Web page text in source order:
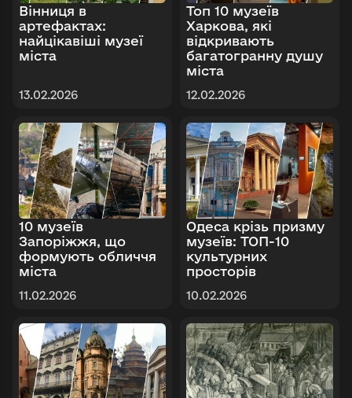
Пошук
Знайти
Увійти в emuseum.ua
Продовжити з Google
Продовжити з Facebook
Продовжити з email
Вінниця в
артефактах:
найцікавіші музеї
міста
13.02.2026
Топ 10 музеїв
Харкова, які
відкривають
багатогранну душу
міста
12.02.2026
10 музеїв
Запоріжжя, що
формують обличчя
міста
11.02.2026
Одеса крізь призму
музеїв: ТОП-10
культурних
просторів
10.02.2026